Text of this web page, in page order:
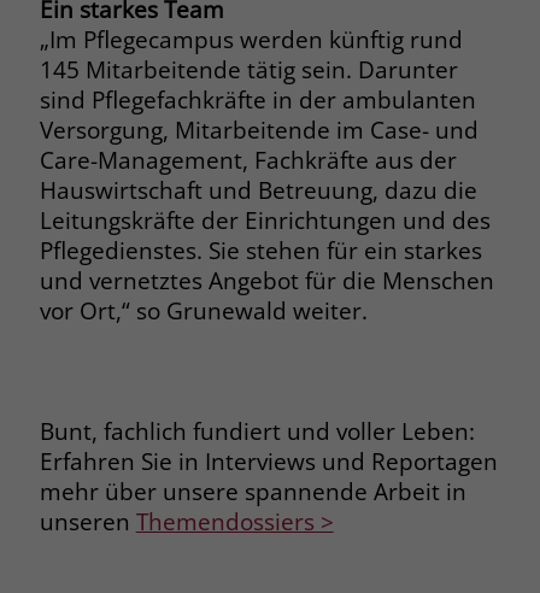
Ein starkes Team
„Im Pflegecampus werden künftig rund
145 Mitarbeitende tätig sein. Darunter
sind Pflegefachkräfte in der ambulanten
Versorgung, Mitarbeitende im Case- und
Care-Management, Fachkräfte aus der
Hauswirtschaft und Betreuung, dazu die
Leitungskräfte der Einrichtungen und des
Pflegedienstes. Sie stehen für ein starkes
und vernetztes Angebot für die Menschen
vor Ort,“ so Grunewald weiter.
Bunt, fachlich fundiert und voller Leben:
Erfahren Sie in Interviews und Reportagen
mehr über unsere spannende Arbeit in
unseren Themendossiers >
Bestellungen oder Kontaktanfragen der
Anzeige zugewiesen werden können.
Name _fbp
Anbieter Facebook
Laufzeit 3 Monate
Zweck
Der Zweck von _fbp ist vollständig auf
die Werbe- und Analysebemühungen
von Facebook zurückzuführen. Dieses
Cookie verfolgt die Besuche eines
Nutzers auf verschiedenen Websites
und meldet dieses Verhalten an
Facebook. Facebook kann dann die
gesammelten Daten nutzen, um den